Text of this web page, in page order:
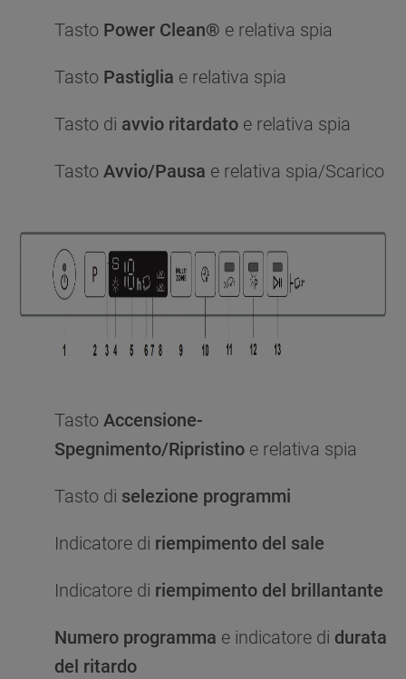
Tasto Power Clean® e relativa spia
Tasto Pastiglia e relativa spia
Tasto di avvio ritardato e relativa spia
Tasto Avvio/Pausa e relativa spia/Scarico
Tasto Accensione-
Spegnimento/Ripristino e relativa spia
Tasto di selezione programmi
Indicatore di riempimento del sale
Indicatore di riempimento del brillantante
Numero programma e indicatore di durata
del ritardo